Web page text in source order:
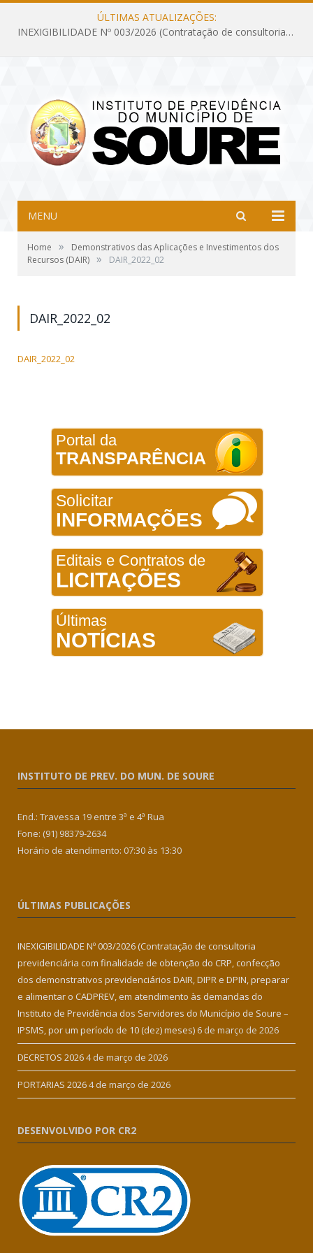
ÚLTIMAS ATUALIZAÇÕES:
INEXIGIBILIDADE Nº 003/2026 (Contratação de consultoria previdenciária com finalidade de obtenção do CRP, confecção dos demonstrativos previdenciários DAIR, DIPR e DPIN, preparar e alimentar o CADPREV, em atendimento às demandas do Instituto de Previdência dos Servidores do Município de Soure – IPSMS, por um período de 10 (dez) meses)
MENU
Home »
Demonstrativos das Aplicações e Investimentos dos
Recursos (DAIR) » DAIR_2022_02
DAIR_2022_02
DAIR_2022_02
Portal da
TRANSPARÊNCIA
Solicitar
INFORMAÇÕES
Editais e Contratos de
LICITAÇÕES
Últimas
NOTÍCIAS
INSTITUTO DE PREV. DO MUN. DE SOURE
End.: Travessa 19 entre 3ª e 4ª Rua
Fone: (91) 98379-2634
Horário de atendimento: 07:30 às 13:30
ÚLTIMAS PUBLICAÇÕES
INEXIGIBILIDADE Nº 003/2026 (Contratação de consultoria
previdenciária com finalidade de obtenção do CRP, confecção
dos demonstrativos previdenciários DAIR, DIPR e DPIN, preparar
e alimentar o CADPREV, em atendimento às demandas do
Instituto de Previdência dos Servidores do Município de Soure –
IPSMS, por um período de 10 (dez) meses) 6 de março de 2026
DECRETOS 20264 de março de 2026
PORTARIAS 20264 de março de 2026
DESENVOLVIDO POR CR2